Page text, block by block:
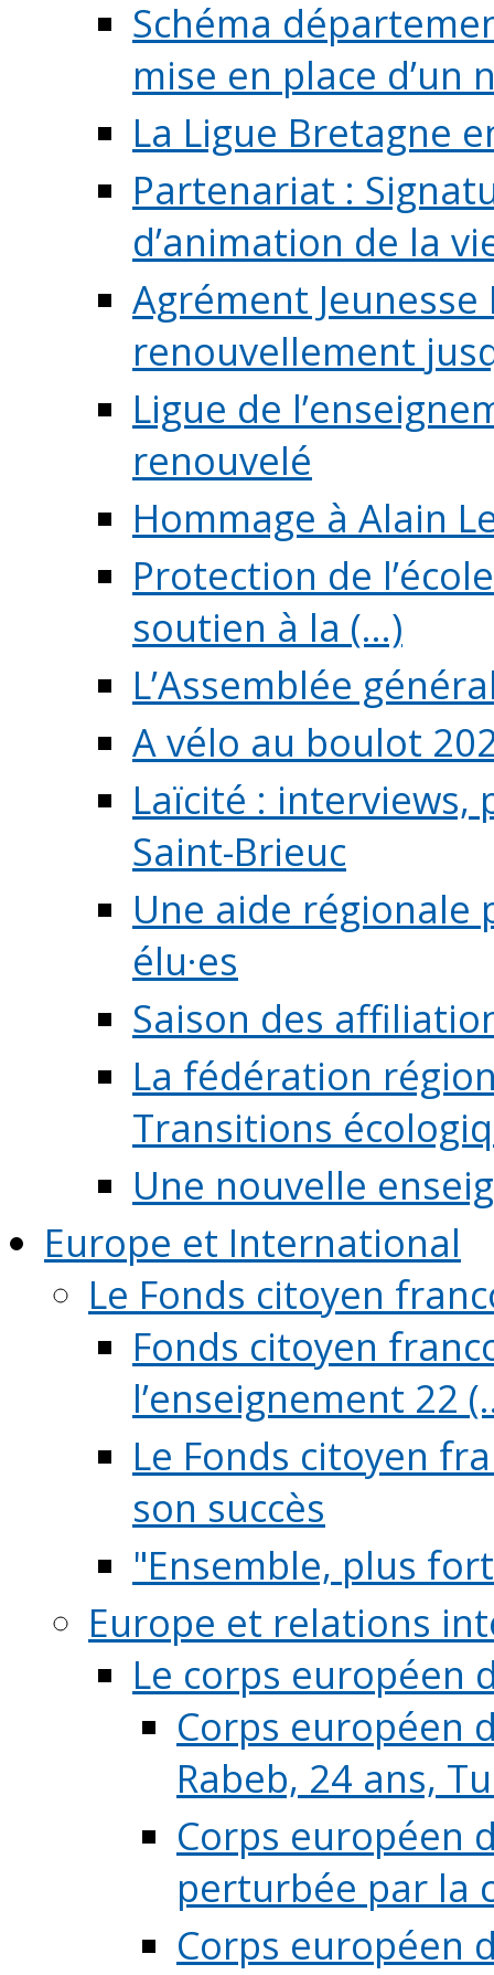
Schéma
mise en place d’un
La Ligue Bretagne
Partenariat :
d’animation de la
Agrément
renouvellement
Ligue de
renouvelé
Hommage à Alain
Protection de
soutien à la (...)
L’Assemblée
A vélo au boulot
Laïcité :
Saint-Brieuc
Une aide régionale
élu·es
Saison des
La fédération
Transitions
Une nouvelle
Europe et International
Le Fonds citoyen
Fonds citoyen
l’enseignement 22
Le Fonds citoyen
son succès
"Ensemble, plus
Europe et relations
Le corps européen
Corps européen
Rabeb, 24 ans,
Corps européen
perturbée par la
Corps européen